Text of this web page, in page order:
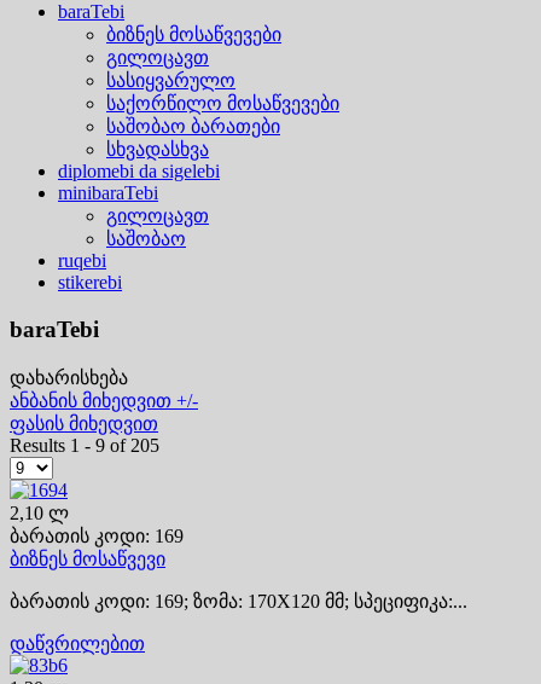
baraTebi
ბიზნეს მოსაწვევები
გილოცავთ
სასიყვარულო
საქორწილო მოსაწვევები
საშობაო ბარათები
სხვადასხვა
diplomebi da sigelebi
minibaraTebi
გილოცავთ
საშობაო
ruqebi
stikerebi
baraTebi
დახარისხება
ანბანის მიხედვით +/-
ფასის მიხედვით
Results 1 - 9 of 205
2,10 ლ
ბარათის კოდი: 169
ბიზნეს მოსაწვევი
ბარათის კოდი: 169; ზომა: 170X120 მმ; სპეციფიკა:...
დაწვრილებით